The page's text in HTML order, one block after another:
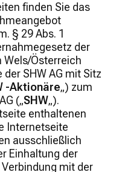
finden Sie das
§ 29 Abs. 1
der
Wels/Österreich
der SHW AG mit Sitz
-Aktionäre„) zum
(„SHW„).
enthaltenen
Internetseite
ausschließlich
Einhaltung der
mit der